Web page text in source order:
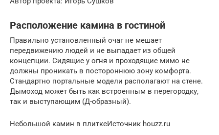
Расположение камина в гостиной
Правильно установленный очаг не мешает
передвижению людей и не выпадает из общей
концепции. Сидящие у огня и проходящие мимо не
должны проникать в постороннюю зону комфорта.
Стандартно портальные модели располагают на стене.
Дымоход может быть как встроенным в перегородку,
так и выступающим (Д-образный).
Небольшой камин в плиткеИсточник houzz.ru